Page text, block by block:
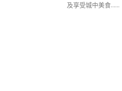
及享受城中美食......